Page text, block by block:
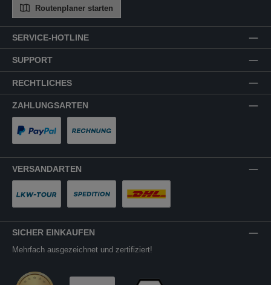
SERVICE-HOTLINE
SUPPORT
RECHTLICHES
ZAHLUNGSARTEN
VERSANDARTEN
Routenplaner starten
SICHER EINKAUFEN
Mehrfach ausgezeichnet und zertifiziert!